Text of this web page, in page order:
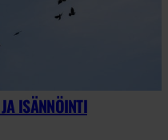
ISÄNNÖINTI